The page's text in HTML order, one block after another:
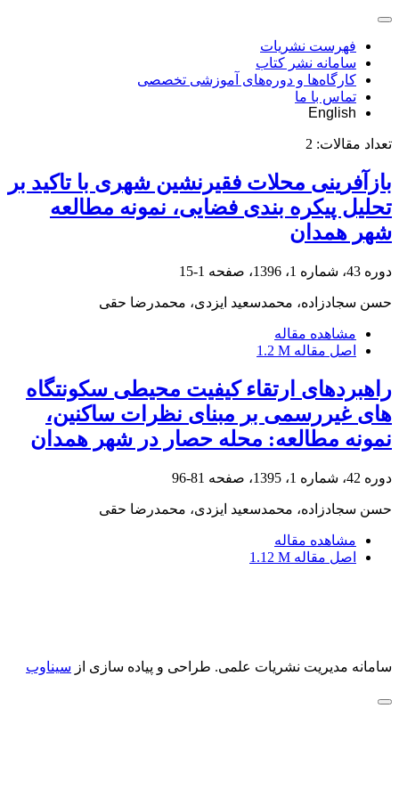
فهرست نشریات
سامانه نشر کتاب
کارگاه‌ها و دوره‌های آموزشی تخصصی
تماس با ما
English
تعداد مقالات: 2
بازآفرینی محلات فقیرنشین شهری با تاکید بر
تحلیل پیکره بندی فضایی، نمونه مطالعه
شهر همدان
دوره 43، شماره 1، 1396، صفحه 1-15
حسن سجادزاده، محمدسعید ایزدی، محمدرضا حقی
مشاهده مقاله
اصل مقاله 1.2 M
راهبردهای ارتقاء کیفیت محیطی سکونتگاه
های غیررسمی بر مبنای نظرات ساکنین،
نمونه مطالعه: محله حصار در شهر همدان
دوره 42، شماره 1، 1395، صفحه 81-96
حسن سجادزاده، محمدسعید ایزدی، محمدرضا حقی
مشاهده مقاله
اصل مقاله 1.12 M
سامانه مدیریت نشریات علمی. طراحی و پیاده سازی از سیناوب